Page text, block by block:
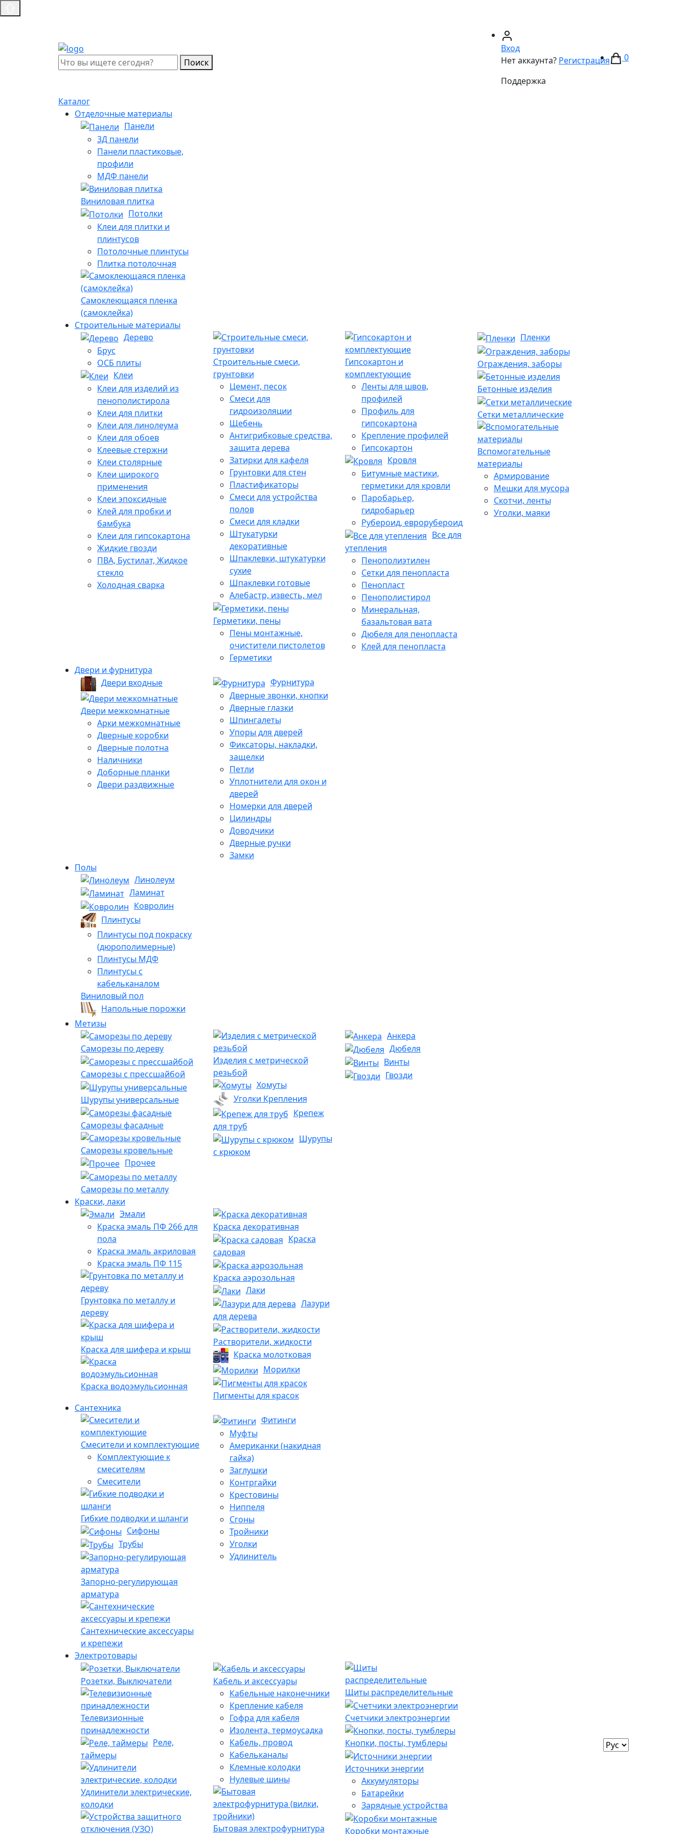
Поиск
Вход
Нет аккаунта? Регистрация
Поддержка
0
Каталог
Отделочные материалы
Панели
3Д панели
Панели пластиковые,
профили
МДФ панели
Виниловая плитка
Потолки
Клеи для плитки и
плинтусов
Потолочные плинтусы
Плитка потолочная
Самоклеющаяся пленка
(самоклейка)
Строительные материалы
Дерево
Брус
ОСБ плиты
Клеи
Клеи для изделий из
пенополистирола
Клеи для плитки
Клеи для линолеума
Клеи для обоев
Клеевые стержни
Клеи столярные
Клеи широкого
применения
Клеи эпоксидные
Клей для пробки и
бамбука
Клеи для гипсокартона
Жидкие гвозди
ПВА, Бустилат, Жидкое
стекло
Холодная сварка
Строительные смеси,
грунтовки
Цемент, песок
Смеси для
гидроизоляции
Щебень
Антигрибковые средства,
защита дерева
Затирки для кафеля
Грунтовки для стен
Пластификаторы
Смеси для устройства
полов
Смеси для кладки
Штукатурки
декоративные
Шпаклевки, штукатурки
сухие
Шпаклевки готовые
Алебастр, известь, мел
Герметики, пены
Пены монтажные,
очистители пистолетов
Герметики
Гипсокартон и
комплектующие
Ленты для швов,
профилей
Профиль для
гипсокартона
Крепление профилей
Гипсокартон
Кровля
Битумные мастики,
герметики для кровли
Паробарьер,
гидробарьер
Рубероид, еврорубероид
Все для
утепления
Пенополиэтилен
Сетки для пенопласта
Пенопласт
Пенополистирол
Минеральная,
базальтовая вата
Дюбеля для пенопласта
Клей для пенопласта
Пленки
Ограждения, заборы
Бетонные изделия
Сетки металлические
Вспомогательные
материалы
Армирование
Мешки для мусора
Скотчи, ленты
Уголки, маяки
Двери и фурнитура
Двери входные
Двери межкомнатные
Арки межкомнатные
Дверные коробки
Дверные полотна
Наличники
Доборные планки
Двери раздвижные
Фурнитура
Дверные звонки, кнопки
Дверные глазки
Шпингалеты
Упоры для дверей
Фиксаторы, накладки,
защелки
Петли
Уплотнители для окон и
дверей
Номерки для дверей
Цилиндры
Доводчики
Дверные ручки
Замки
Полы
Линолеум
Ламинат
Ковролин
Плинтусы
Плинтусы под покраску
(дюрополимерные)
Плинтусы МДФ
Плинтусы с
кабельканалом
Виниловый пол
Напольные порожки
Метизы
Саморезы по дереву
Саморезы с прессшайбой
Шурупы универсальные
Саморезы фасадные
Саморезы кровельные
Прочее
Саморезы по металлу
Изделия с метрической
резьбой
Хомуты
Уголки Крепления
Крепеж
для труб
Шурупы
с крюком
Анкера
Дюбеля
Винты
Гвозди
Краски, лаки
Эмали
Краска эмаль ПФ 266 для
пола
Краска эмаль акриловая
Краска эмаль ПФ 115
Грунтовка по металлу и
дереву
Краска для шифера и крыш
Краска водоэмульсионная
Краска декоративная
Краска
садовая
Краска аэрозольная
Лаки
Лазури
для дерева
Растворители, жидкости
Краска молотковая
Морилки
Пигменты для красок
Сантехника
Смесители и комплектующие
Комплектующие к
смесителям
Смесители
Гибкие подводки и шланги
Сифоны
Трубы
Запорно-регулирующая
арматура
Сантехнические аксессуары
и крепежи
Фитинги
Муфты
Американки (накидная
гайка)
Заглушки
Контргайки
Крестовины
Ниппеля
Сгоны
Тройники
Уголки
Удлинитель
Электротовары
Розетки, Выключатели
Телевизионные
принадлежности
Реле,
таймеры
Удлинители электрические,
колодки
Кабель и аксессуары
Кабельные наконечники
Крепление кабеля
Гофра для кабеля
Изолента, термоусадка
Кабель, провод
Кабельканалы
Клемные колодки
Нулевые шины
Бытовая электрофурнитура
Щиты распределительные
Счетчики электроэнергии
Кнопки, посты, тумблеры
Источники энергии
Аккумуляторы
Батарейки
Зарядные устройства
Коробки монтажные